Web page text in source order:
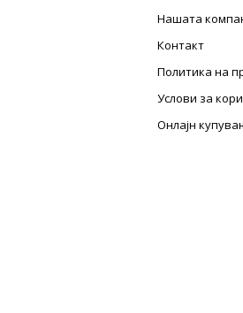
Нашата
Контакт
Политика на
Услови за
Онлајн